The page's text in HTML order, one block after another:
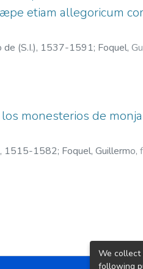
etiam allegoricum
de (S.I.), 1537-1591; Foquel,
monesterios de
1515-1582; Foquel, Guillermo,
We collect
following